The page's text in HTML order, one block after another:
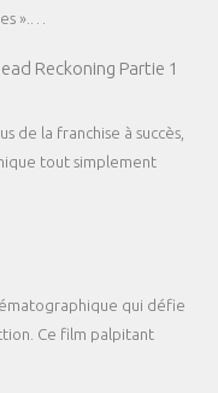
».…
Reckoning Partie 1
de la franchise à succès,
tout simplement
qui défie
Ce film palpitant